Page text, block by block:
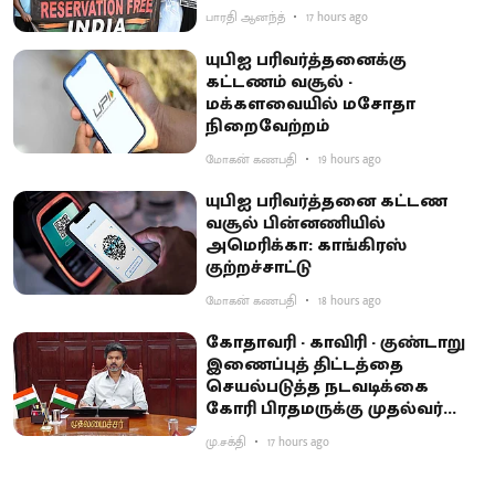
பாரதி ஆனந்த் 17 hours ago
யுபிஐ பரிவர்த்தனைக்கு
கட்டணம் வசூல் -
மக்களவையில் மசோதா
நிறைவேற்றம்
மோகன் கணபதி 19 hours ago
யுபிஐ பரிவர்த்தனை கட்டண
வசூல் பின்னணியில்
அமெரிக்கா: காங்கிரஸ்
குற்றச்சாட்டு
மோகன் கணபதி 18 hours ago
கோதாவரி - காவிரி - குண்டாறு
இணைப்புத் திட்டத்தை
செயல்படுத்த நடவடிக்கை
கோரி பிரதமருக்கு முதல்வர்
விஜய் கடிதம்
மு.சக்தி 17 hours ago